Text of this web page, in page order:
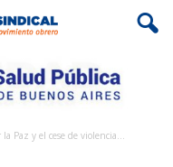
Paz y el cese de violencia...